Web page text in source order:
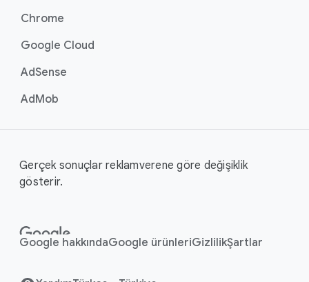
Chrome
Google Cloud
AdSense
AdMob
Gerçek sonuçlar reklamverene göre değişiklik
gösterir.
Google hakkındaGoogle ürünleriGizlilikŞartlar